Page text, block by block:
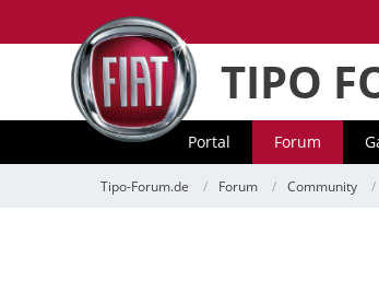
TIPO
Portal Forum
Tipo-Forum.de Forum Community